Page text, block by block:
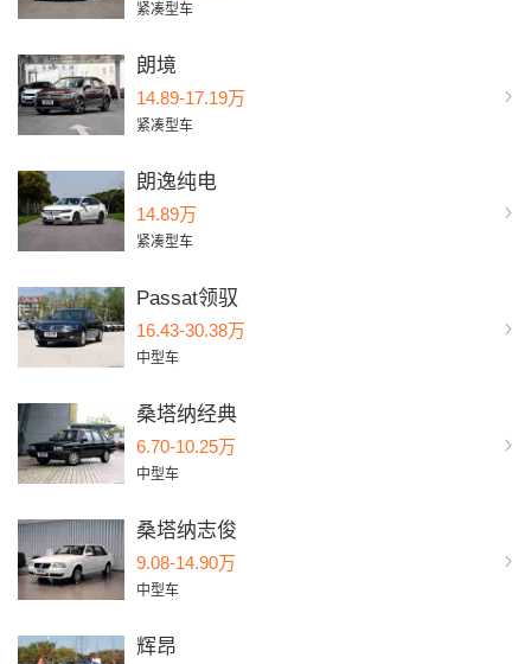
紧凑型车
朗境
14.89-17.19万
紧凑型车
朗逸纯电
14.89万
紧凑型车
Passat领驭
16.43-30.38万
中型车
桑塔纳经典
6.70-10.25万
中型车
桑塔纳志俊
9.08-14.90万
中型车
辉昂